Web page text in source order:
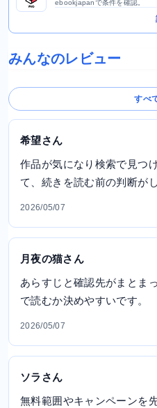
ebookjapanで条件を確認。
みんなのレビュー
すべ
希望さん
作品が気になり検索で見つ
て、続きを読む前の判断が
2026/05/07
月夜の猫さん
あらすじと確認先がまとま
で読むか決めやすいです。
2026/05/07
ソラさん
無料範囲やキャンペーンを